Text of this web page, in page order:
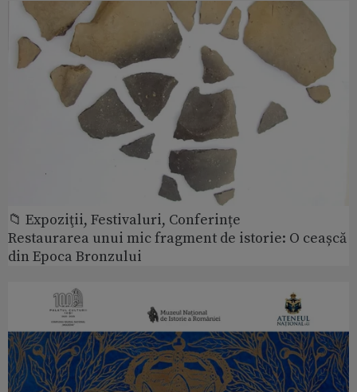
📁 Expoziţii, Festivaluri, Conferințe
Restaurarea unui mic fragment de istorie: O ceașcă
din Epoca Bronzului